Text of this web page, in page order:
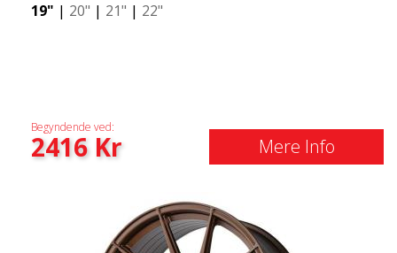
19" | 20" | 21" | 22"
Begyndende ved:
2416Kr Mere Info